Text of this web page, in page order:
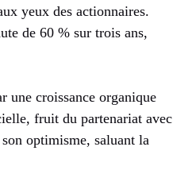
yeux des actionnaires.
de 60 % sur trois ans,
une croissance organique
fruit du partenariat avec
optimisme, saluant la